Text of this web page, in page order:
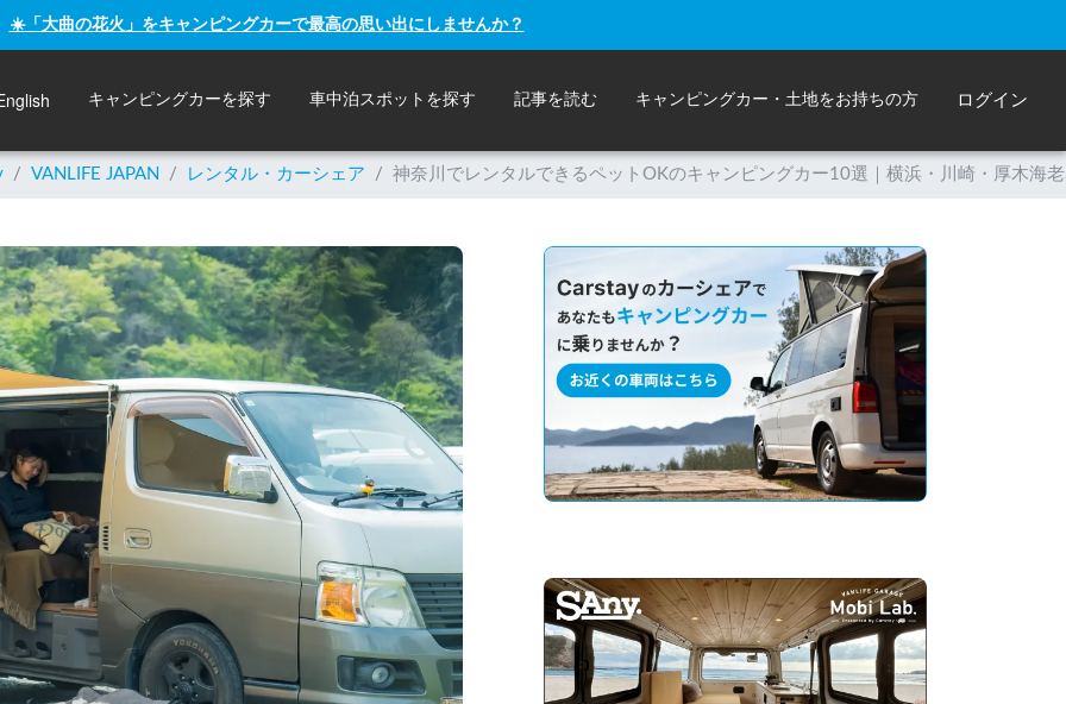
☀️「大曲の花火」をキャンピングカーで最高の思い出にしませんか？
キャンピングカーを探す 車中泊スポットを探す 記事を読む キャンピングカー・土地をお持ちの方 ログイン
/ VANLIFE JAPAN / レンタル・カーシェア / 神奈川でレンタルできるペットOKのキャンピングカー10選｜横浜・川崎・厚木海